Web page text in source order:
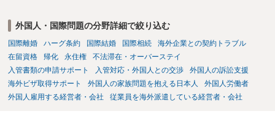
外国人・国際問題の分野詳細で絞り込む
国際離婚 ハーグ条約 国際結婚 国際相続
海外企業との契約トラブル
在留資格
帰化 永住権
不法滞在・オーバーステイ
入管書類の申請サポート
入管対応・外国人との交渉
外国人の訴訟支援
海外ビザ取得サポート
外国人の家族問題を抱える日本人
外国人労働者
外国人雇用する経営者・会社
従業員を海外派遣している経営者・会社